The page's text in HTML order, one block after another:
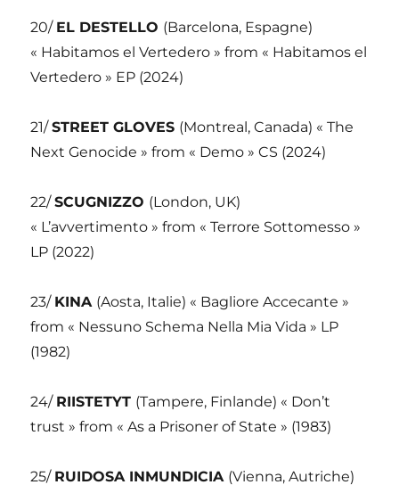
20/ EL DESTELLO (Barcelona, Espagne)
« Habitamos el Vertedero » from « Habitamos el
Vertedero » EP (2024)
21/STREET GLOVES (Montreal, Canada) « The
Next Genocide » from « Demo » CS (2024)
22/SCUGNIZZO (London, UK)
« L’avvertimento » from « Terrore Sottomesso »
LP (2022)
23/ KINA (Aosta, Italie) « Bagliore Accecante »
from « Nessuno Schema Nella Mia Vida » LP
(1982)
24/ RIISTETYT (Tampere, Finlande) « Don’t
trust » from « As a Prisoner of State » (1983)
25/ RUIDOSA INMUNDICIA (Vienna, Autriche)